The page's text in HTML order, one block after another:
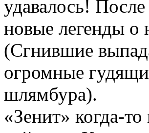
удавалось!
новые легенды о
(Сгнившие
огромные
шлямбура).
«Зенит» когда-